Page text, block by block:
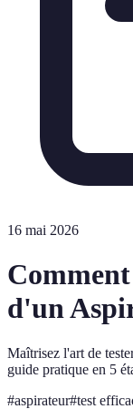
16 mai 2026
d'un
Maîtrisez l'art de
guide pratique en 5
#aspirateur#test